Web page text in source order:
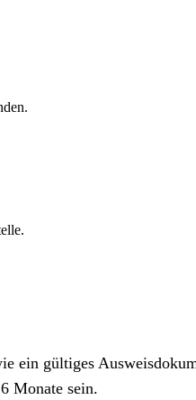
ein gültiges
Monate sein.